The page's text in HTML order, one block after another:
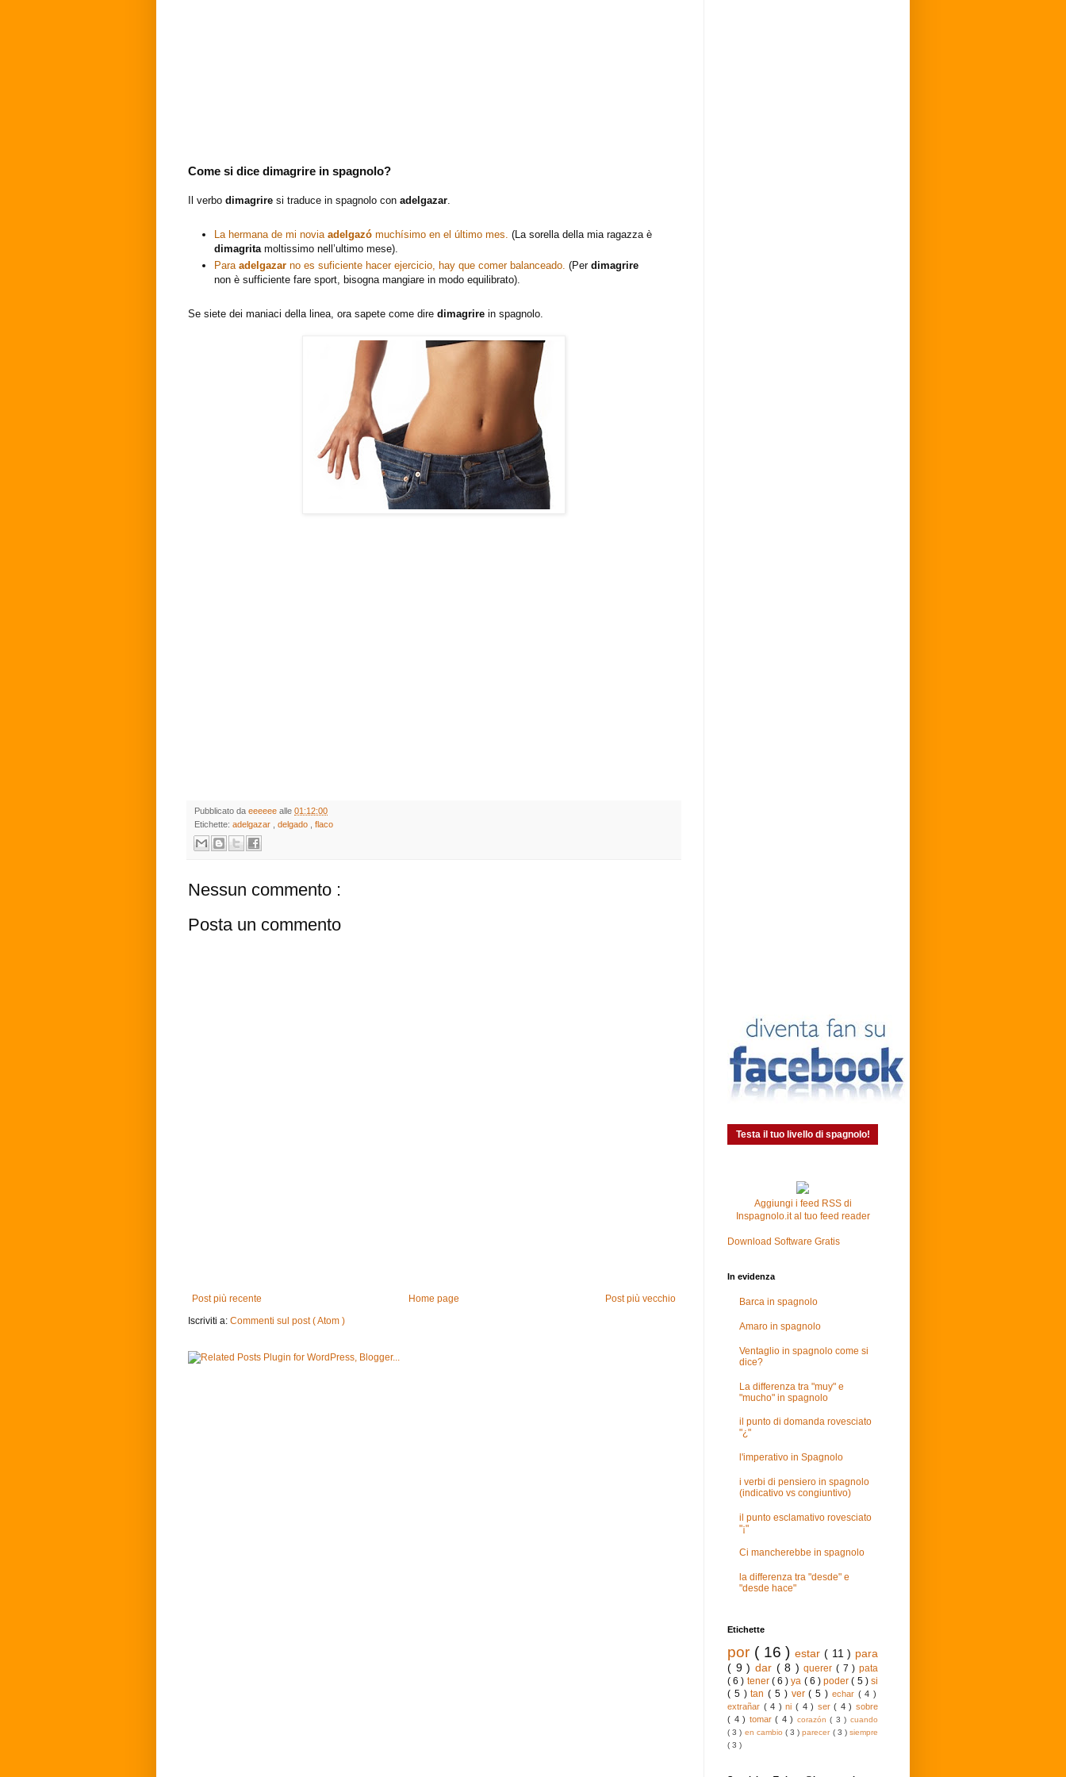
Come si dice dimagrire in spagnolo?
Il verbo dimagrire si traduce in spagnolo con adelgazar.
La hermana de mi novia adelgazó muchísimo en el último mes. (La sorella della mia ragazza è
dimagrita moltissimo nell’ultimo mese).
Para adelgazar no es suficiente hacer ejercicio, hay que comer balanceado. (Per dimagrire
non è sufficiente fare sport, bisogna mangiare in modo equilibrato).
Se siete dei maniaci della linea, ora sapete come dire dimagrire in spagnolo.
Pubblicato da eeeeee alle 01:12:00
Etichette: adelgazar delgado flaco
Nessun commento :
Posta un commento
Post più recente Post più vecchio
Home page
Iscriviti a: Commenti sul post ( Atom )
Testa il tuo livello di spagnolo!
Aggiungi i feed RSS di
Inspagnolo.it al tuo feed reader
Download Software Gratis
In evidenza
Barca in spagnolo
Amaro in spagnolo
Ventaglio in spagnolo come si
dice?
La differenza tra "muy" e
"mucho" in spagnolo
il punto di domanda rovesciato
"¿"
l'imperativo in Spagnolo
i verbi di pensiero in spagnolo
(indicativo vs congiuntivo)
il punto esclamativo rovesciato
"¡"
Ci mancherebbe in spagnolo
la differenza tra "desde" e
"desde hace"
Etichette
por ( 16 ) estar ( 11 ) para
( 9 ) dar ( 8 )querer( 7 )pata
( 6 ) tener ( 6 )ya ( 6 )poder( 5 )si
( 5 )tan( 5 ) ver( 5 ) echar ( 4 )
extrañar ( 4 )ni ( 4 ) ser( 4 )sobre
( 4 ) tomar( 4 ) corazón( 3 )cuando
( 3 ) en cambio ( 3 )parecer ( 3 )siempre
( 3 )